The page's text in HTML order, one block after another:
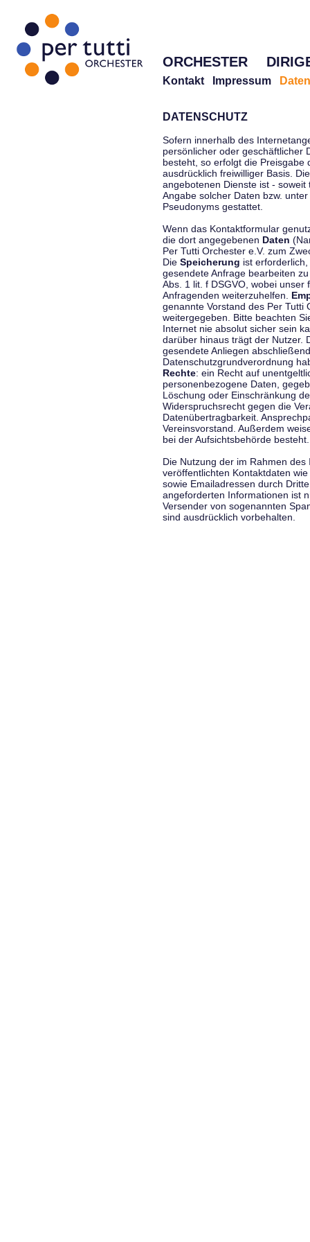
ORCHESTER
Kontakt Impressum
DATENSCHUTZ
Sofern innerhalb des
persönlicher oder geschäftlicher
besteht, so erfolgt die Preisgabe
ausdrücklich freiwilliger Basis.
angebotenen Dienste ist -
Angabe solcher Daten bzw.
Pseudonyms gestattet.
Wenn das Kontaktformular
die dort angegebenen Daten
Per Tutti Orchester e.V. zum
Die Speicherung ist
gesendete Anfrage bearbeiten
Abs. 1 lit. f DSGVO, wobei
Anfragenden weiterzuhelfen.
genannte Vorstand des Per Tutti
weitergegeben. Bitte beachten
Internet nie absolut sicher sein
darüber hinaus trägt der Nutzer.
gesendete Anliegen
Datenschutzgrundverordnung
Rechte: ein Recht auf
personenbezogene Daten,
Löschung oder Einschränkung
Widerspruchsrecht gegen die
Datenübertragbarkeit.
Vereinsvorstand. Außerdem
bei der Aufsichtsbehörde besteht.
Die Nutzung der im Rahmen
veröffentlichten Kontaktdaten
sowie Emailadressen durch
angeforderten Informationen ist
Versender von sogenannten
sind ausdrücklich vorbehalten.